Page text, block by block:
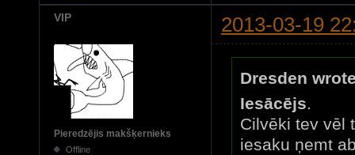
VIP 2013-03-19
Pieredzējis makšķernieks
Offline
Dresden
Iesācējs.
Cilvēki tev vēl
iesaku ņemt